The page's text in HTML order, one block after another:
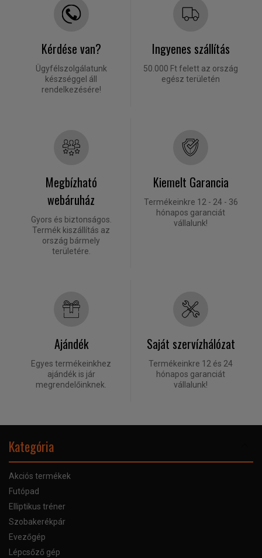
Kérdése van?
Ügyfélszolgálatunk
készséggel áll
rendelkezésére!
Ingyenes szállítás
50.000 Ft felett az ország
egész területén
Megbízható
webáruház
Gyors és biztonságos.
Termék kiszállítás az
ország bármely
területére.
Kiemelt Garancia
Termékeinkre 12 - 24 - 36
hónapos garanciát
vállalunk!
Ajándék
Egyes termékeinkhez
ajándék is jár
megrendelőinknek.
Saját szervízhálózat
Termékeinkre 12 és 24
hónapos garanciát
vállalunk!
Kategória
Akciós termékek
Futópad
Elliptikus tréner
Szobakerékpár
Evezőgép
Lépcsőző gép